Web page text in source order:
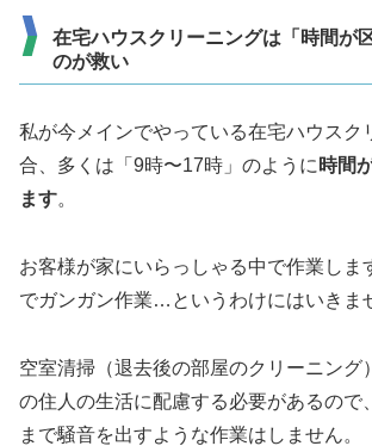
在宅ハウスクリーニングは「時間が
のが救い
私が今メインでやっている在宅ハウスク
合、多くは「9時〜17時」のように 時間
ます。
お客様が家にいらっしゃる中で作業しま
でガンガン作業…というわけにはいきま
空室清掃（退去後の部屋のクリーニング
の住人の生活に配慮する必要があるので
まで騒音を出すような作業はしません。